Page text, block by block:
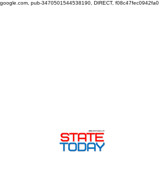
google.com, pub-3470501544538190, DIRECT, f08c47fec0942fa0